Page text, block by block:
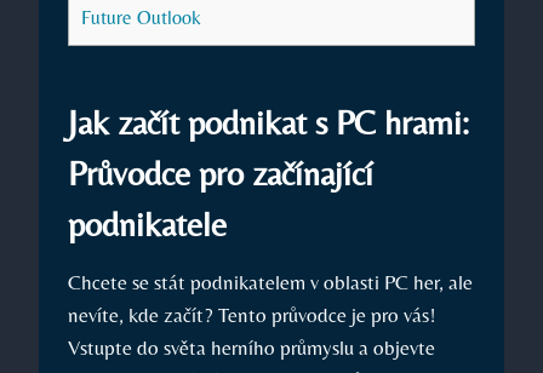
Future Outlook
Jak začít podnikat s PC hrami:
Průvodce pro začínající
podnikatele
Chcete se stát podnikatelem v oblasti PC her, ale
nevíte, kde začít? Tento průvodce je pro vás!
Vstupte do světa herního průmyslu a objevte